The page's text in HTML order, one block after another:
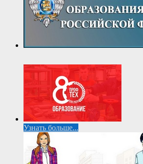
Узнать больше...